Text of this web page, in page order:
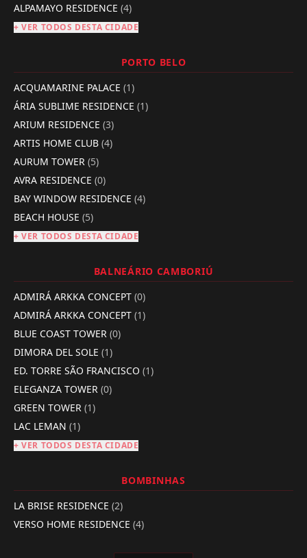
ALPAMAYO RESIDENCE (4)
+ VER TODOS DESTA CIDADE
PORTO BELO
ACQUAMARINE PALACE (1)
ÁRIA SUBLIME RESIDENCE (1)
ARIUM RESIDENCE (3)
ARTIS HOME CLUB (4)
AURUM TOWER (5)
AVRA RESIDENCE (0)
BAY WINDOW RESIDENCE (4)
BEACH HOUSE (5)
+ VER TODOS DESTA CIDADE
BALNEÁRIO CAMBORIÚ
ADMIRÁ ARKKA CONCEPT (0)
ADMIRÁ ARKKA CONCEPT (1)
BLUE COAST TOWER (0)
DIMORA DEL SOLE (1)
ED. TORRE SÃO FRANCISCO (1)
ELEGANZA TOWER (0)
GREEN TOWER (1)
LAC LEMAN (1)
+ VER TODOS DESTA CIDADE
BOMBINHAS
LA BRISE RESIDENCE (2)
VERSO HOME RESIDENCE (4)